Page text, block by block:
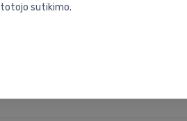
sutikimo.